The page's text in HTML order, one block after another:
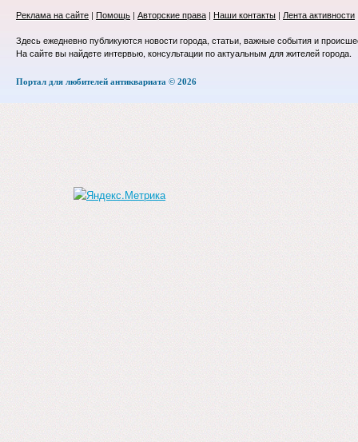
Реклама на сайте | Помощь | Авторские права | Наши контакты | Лента активности
Здесь ежедневно публикуются новости города, статьи, важные события и
На сайте вы найдете интервью, консультации по актуальным для жителей города.
Портал для любителей антиквариата © 2026